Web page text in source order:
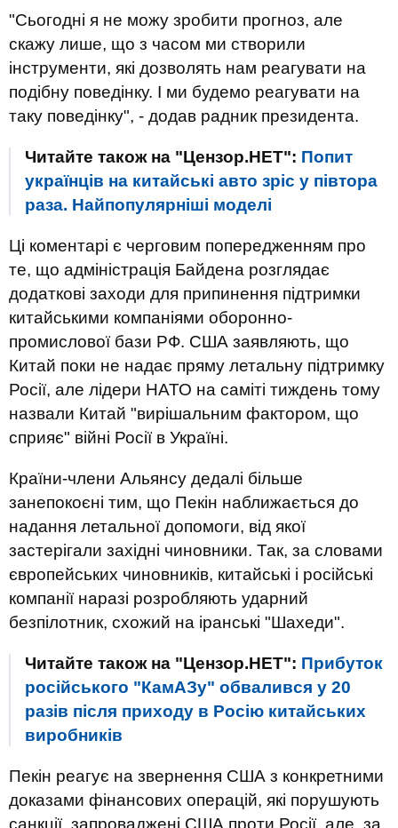
"Сьогодні я не можу зробити прогноз, але
скажу лише, що з часом ми створили
інструменти, які дозволять нам реагувати на
подібну поведінку. І ми будемо реагувати на
таку поведінку", - додав радник президента.
Читайте також на "Цензор.НЕТ": Попит
українців на китайські авто зріс у півтора
раза. Найпопулярніші моделі
Ці коментарі є черговим попередженням про
те, що адміністрація Байдена розглядає
додаткові заходи для припинення підтримки
китайськими компаніями оборонно-
промислової бази РФ. США заявляють, що
Китай поки не надає пряму летальну підтримку
Росії, але лідери НАТО на саміті тиждень тому
назвали Китай "вирішальним фактором, що
сприяє" війні Росії в Україні.
Країни-члени Альянсу дедалі більше
занепокоєні тим, що Пекін наближається до
надання летальної допомоги, від якої
застерігали західні чиновники. Так, за словами
європейських чиновників, китайські і російські
компанії наразі розробляють ударний
безпілотник, схожий на іранські "Шахеди".
Читайте також на "Цензор.НЕТ": Прибуток
російського "КамАЗу" обвалився у 20
разів після приходу в Росію китайських
виробників
Пекін реагує на звернення США з конкретними
доказами фінансових операцій, які порушують
санкції, запроваджені США проти Росії, але, за